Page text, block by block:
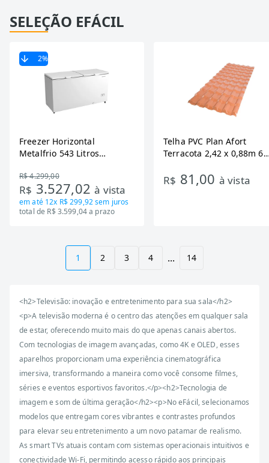
SELEÇÃO EFÁCIL
2%
Freezer Horizontal
Metalfrio 543 Litros
Tecnologia Inverter, Branco,
Bivolt
R$ 4.299,00
R$ 3.527,02à vista
em até 12x R$ 299,92sem juros
total de R$ 3.599,04 a prazo
Telha PVC Plan Afort
Terracota 2,42 x 0,88m 6
R$ 81,00 à vista
1 2 3 4 ... 14
<h2>Televisão: inovação e entretenimento para sua sala</h2>
<p>A televisão moderna é o centro das atenções em qualquer sala
de estar, oferecendo muito mais do que apenas canais abertos.
Com tecnologias de imagem avançadas, como 4K e OLED, esses
aparelhos proporcionam uma experiência cinematográfica
imersiva, transformando a maneira como você consome filmes,
séries e eventos esportivos favoritos.</p><h2>Tecnologia de
imagem e som de última geração</h2><p>No eFácil, selecionamos
modelos que entregam cores vibrantes e contrastes profundos
para elevar seu entretenimento a um novo patamar de realismo.
As smart TVs atuais contam com sistemas operacionais intuitivos e
conectividade Wi-Fi, permitindo acesso rápido aos principais